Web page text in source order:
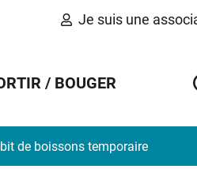
Je suis une
/ BOUGER
de boissons temporaire